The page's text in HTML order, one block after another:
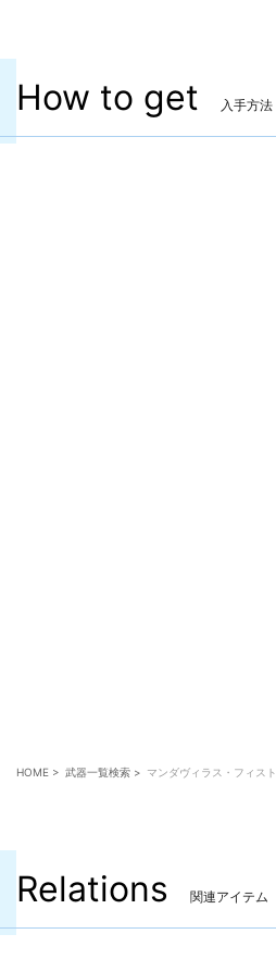
How to get 入手方法
HOME > 武器一覧検索 > マンダヴィラス・フィスト
Relations 関連アイテム